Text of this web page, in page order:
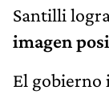
Santilli
imagen
El gobierno